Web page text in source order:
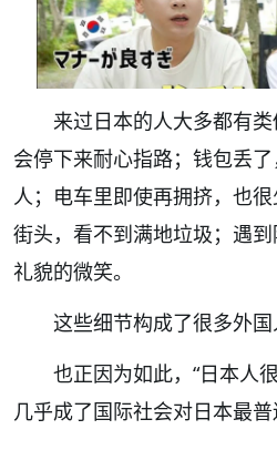
来过日本的人大多都有
会停下来耐心指路；钱包丢
人；电车里即使再拥挤，也
街头，看不到满地垃圾；遇
礼貌的微笑。
这些细节构成了很多外国
也正因为如此，“日本人
几乎成了国际社会对日本最普